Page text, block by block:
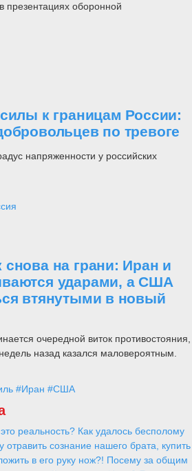
презентациях оборонной
к границам России:
по тревоге
напряженности у российских
на грани: Иран и
ударами, а США
втянутыми в новый
очередной виток противостояния,
назад казался маловероятным.
#Иран #США
реальность? Как удалось бесполому
сознание нашего брата, купить
в его руку нож?! Посему за общим